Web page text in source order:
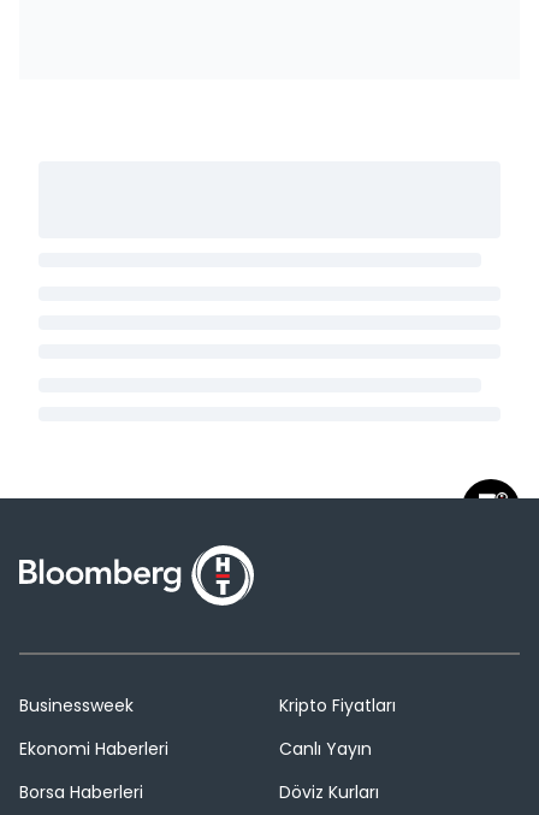
Businessweek
Ekonomi Haberleri
Borsa Haberleri
Kripto Fiyatları
Canlı Yayın
Döviz Kurları